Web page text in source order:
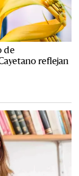
de
reflejan